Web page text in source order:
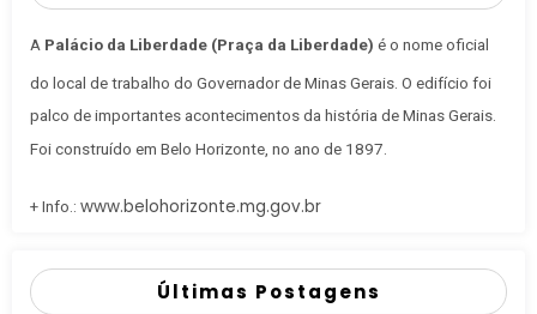
A Palácio da Liberdade (Praça da Liberdade) é o nome oficial
do local de trabalho do Governador de Minas Gerais . O edifício foi
palco de importantes acontecimentos da história de Minas Gerais.
Foi construído em Belo Horizonte, no ano de 1897.
+ Info.: www.belohorizonte.mg.gov.br
Últimas Postagens